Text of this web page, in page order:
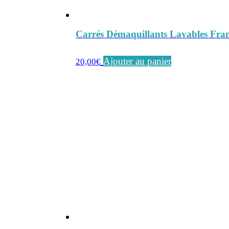
Carrés Démaquillants Lavables
20,00€ Ajouter au panier